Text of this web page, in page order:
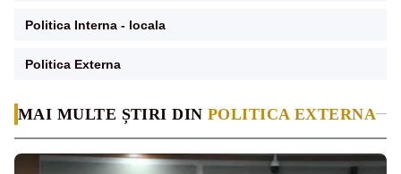
MAI MULTE ȘTIRI DIN POLITICA EXTERNA
Politica Interna - locala
Politica Externa